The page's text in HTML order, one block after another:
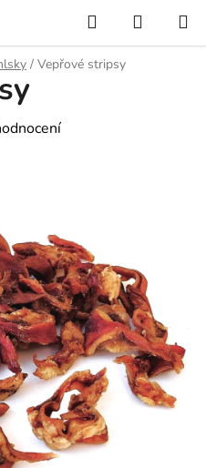
Hledat
KOŠÍK
/ Vepřové stripsy